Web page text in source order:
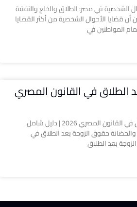
الشخصية في مصر: الطلاق والخلع والنفقة
قضايا الأحوال الشخصية من أكثر القضايا
المواطنين في
الطلاق في القانون المصري
حقوق الزوجة بعد الطلاق في القانون المصري 2026 | دليل شامل
والحضانة حقوق الزوجة بعد الطلاق في
بعد الطلاق